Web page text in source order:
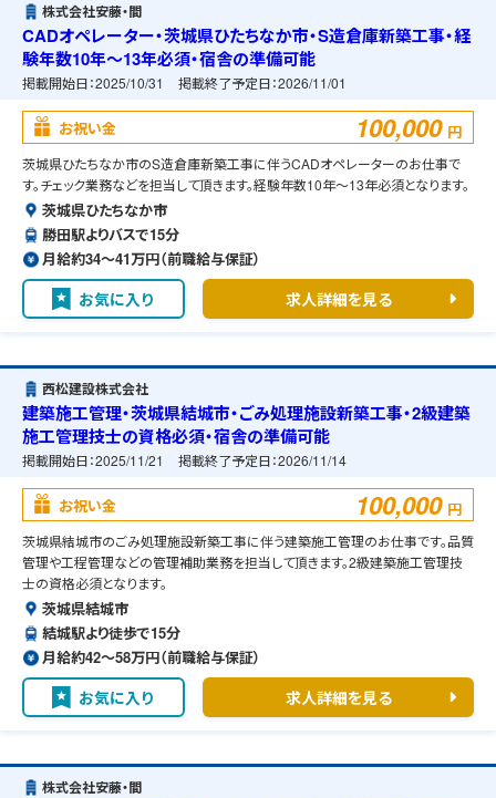
株式会社安藤・間
CADオペレーター・茨城県ひたちなか市・S造倉庫新築工事・経
験年数10年～13年必須・宿舎の準備可能
掲載開始日：2025/10/31 掲載終了予定日：2026/11/01
お祝い金 100,000 円
茨城県ひたちなか市のS造倉庫新築工事に伴うCADオペレーターのお仕事で
す。チェック業務などを担当して頂きます。経験年数10年～13年必須となります。
茨城県ひたちなか市
勝田駅よりバスで15分
月給約34〜41万円（前職給与保証）
お気に入り 求人詳細を見る
西松建設株式会社
建築施工管理・茨城県結城市・ごみ処理施設新築工事・2級建築
施工管理技士の資格必須・宿舎の準備可能
掲載開始日：2025/11/21 掲載終了予定日：2026/11/14
お祝い金 100,000 円
茨城県結城市のごみ処理施設新築工事に伴う建築施工管理のお仕事です。品質
管理や工程管理などの管理補助業務を担当して頂きます。2級建築施工管理技
士の資格必須となります。
茨城県結城市
結城駅より徒歩で15分
月給約42〜58万円（前職給与保証）
お気に入り 求人詳細を見る
株式会社安藤・間